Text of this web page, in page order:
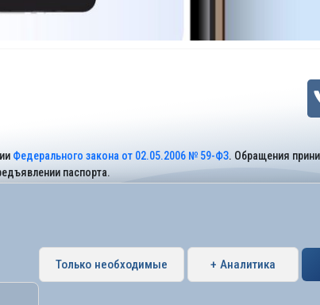
Федерального закона от 02.05.2006 № 59-ФЗ. Обращения
паспорта.
значения Санкт-Петербурга муниципальный округ
Только необходимые + Аналитика